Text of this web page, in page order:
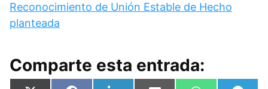
Reconocimiento de Unión Estable de Hecho
planteada
Comparte esta entrada: